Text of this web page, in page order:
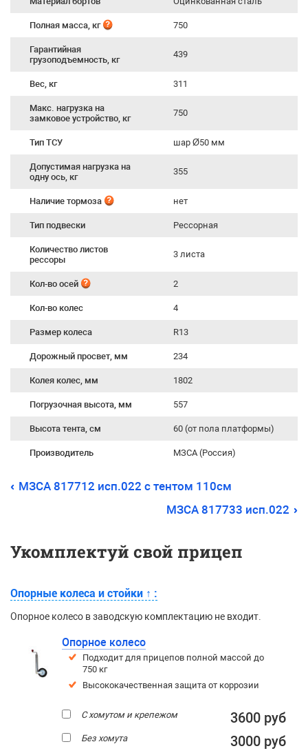
Полная масса, кг 750
Гарантийная
грузоподъемность, кг
439
Вес, кг 311
Макс. нагрузка на
замковое устройство, кг
750
Тип ТСУ шар Ø50 мм
Допустимая нагрузка на
одну ось, кг
355
Наличие тормоза нет
Тип подвески Рессорная
Количество листов
рессоры
3 листа
Кол-во осей 2
Кол-во колес 4
Размер колеса R13
Дорожный просвет, мм 234
Колея колес, мм 1802
Погрузочная высота, мм 557
Высота тента, см 60 (от пола платформы)
Производитель МЗСА (Россия)
МЗСА 817712 исп.022 с тентом 110см
МЗСА 817733 исп.022
Укомплектуй свой прицеп
Опорные колеса и стойки ↑ :
Опорное колесо в заводскую комплектацию не входит.
Опорное колесо
Подходит для прицепов полной массой до
750 кг
Высококачественная защита от коррозии
С хомутом и крепежом 3600 руб
Без хомута 3000 руб